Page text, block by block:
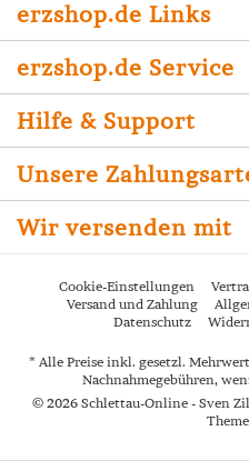
erzshop.de Links
erzshop.de Service
Hilfe & Support
Unsere
Wir versenden mit
Cookie-Einstellungen
Versand und Zahlung
Datenschutz
* Alle Preise inkl. gesetzl.
Nachnahmegebühren,
© 2026 Schlettau-Online - Sven